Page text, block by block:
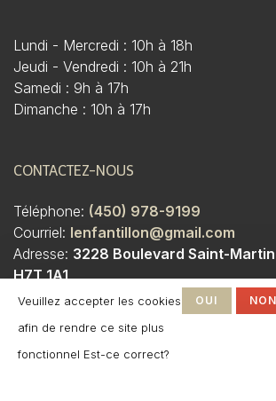
Lundi - Mercredi : 10h à 18h
Jeudi - Vendredi : 10h à 21h
Samedi : 9h à 17h
Dimanche : 10h à 17h
CONTACTEZ-NOUS
Téléphone: (450) 978-9199
Courriel: lenfantillon@gmail.com
Adresse: 3228 Boulevard Saint-Martin
H7T 1A1
Veuillez accepter les cookies
afin de rendre ce site plus
fonctionnel Est-ce correct?
OUI NON